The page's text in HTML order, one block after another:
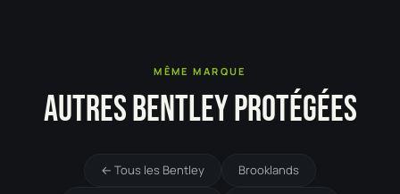
MÊME MARQUE
AUTRES BENTLEY PROTÉGÉES
← Tous les Bentley Brooklands